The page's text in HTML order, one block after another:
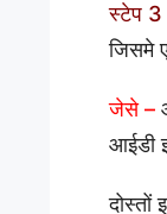
स्टेप 3
जिसमे
जेसे –
आईडी